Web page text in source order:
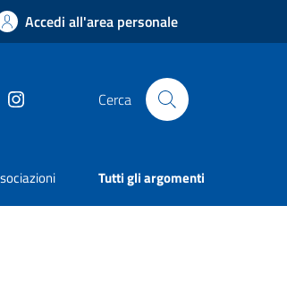
Accedi all'area personale
Facebook Cerca
Tutti gli argomenti